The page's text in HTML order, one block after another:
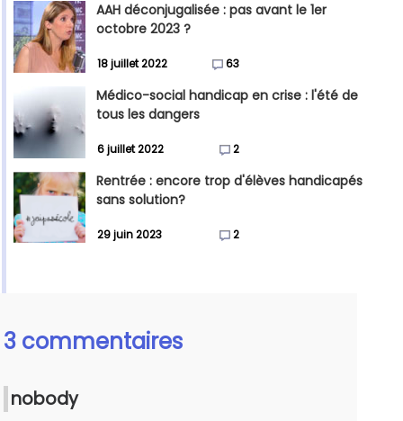
AAH déconjugalisée : pas avant le 1er
octobre 2023 ?
18 juillet 2022 63
Médico-social handicap en crise : l'été de
tous les dangers
6 juillet 2022 2
Rentrée : encore trop d'élèves handicapés
sans solution?
29 juin 2023 2
3 commentaires
nobody